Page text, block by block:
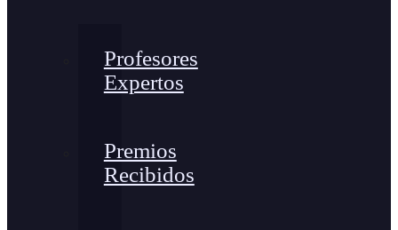
Profesores
Expertos
Premios
Recibidos